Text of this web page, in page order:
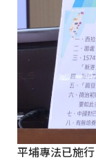
平埔專法已施